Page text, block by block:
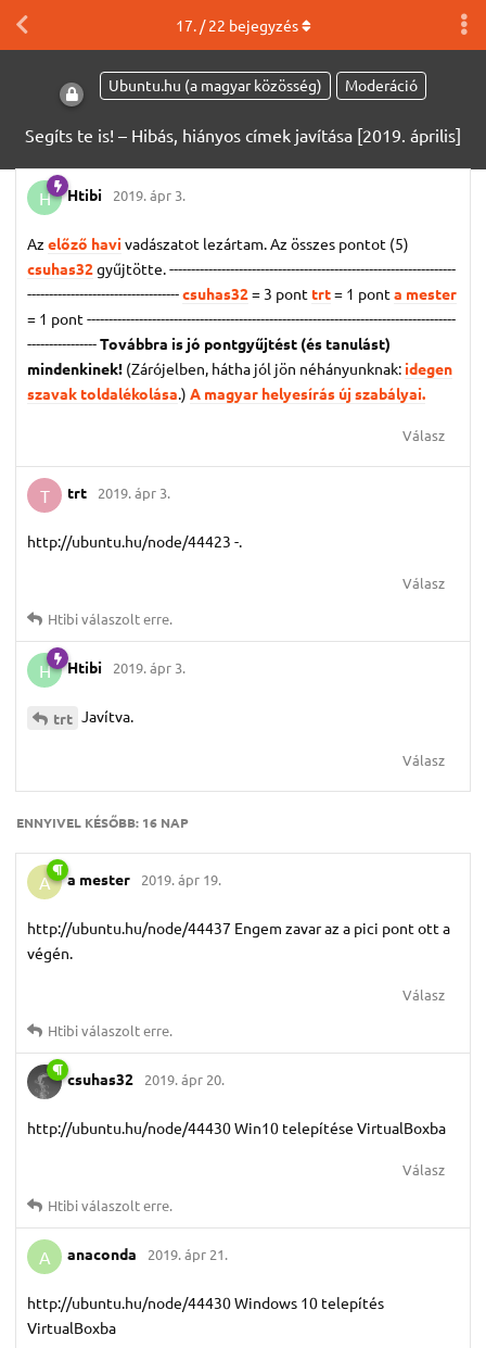
Ubuntu.hu (a magyar közösség) Moderáció
Segíts te is! – Hibás, hiányos címek javítása [2019. április]
17. /22 bejegyzés
H Htibi 2019. ápr 3.
Az előző havivadászatot lezártam. Az összes pontot (5)
csuhas32gyűjtötte. ------------------------------------------------------------------
-----------------------------------csuhas32= 3 pont trt= 1 pont a mester
= 1 pont -------------------------------------------------------------------------------------
----------------Továbbra is jó pontgyűjtést (és tanulást)
mindenkinek! (Zárójelben, hátha jól jön néhányunknak: idegen
szavak toldalékolása.) A magyar helyesírás új szabályai.
Válasz
T trt 2019. ápr 3.
http://ubuntu.hu/node/44423 -.
Válasz
Htibiválaszolt erre.
H Htibi 2019. ápr 3.
trt Javítva.
Válasz
ENNYIVEL KÉSŐBB: 16 NAP
A a mester 2019. ápr 19.
http://ubuntu.hu/node/44437 Engem zavar az a pici pont ott a
végén.
Válasz
Htibiválaszolt erre.
csuhas32 2019. ápr 20.
http://ubuntu.hu/node/44430 Win10 telepítése VirtualBoxba
Válasz
Htibiválaszolt erre.
A anaconda 2019. ápr 21.
http://ubuntu.hu/node/44430 Windows 10 telepítés
VirtualBoxba